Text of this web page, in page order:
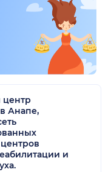
Анапе,
и